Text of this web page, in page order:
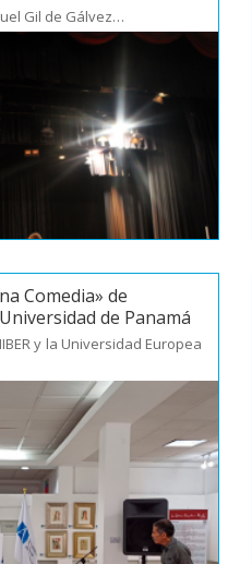
Gil de Gálvez…
Comedia» de
de Panamá
y la Universidad Europea